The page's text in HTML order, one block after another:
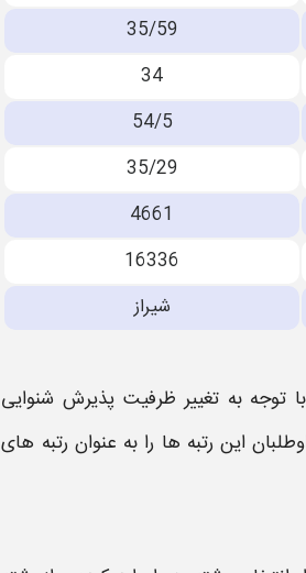
35/59
34
54/5
35/29
4661
16336
شیراز
توجه به تغییر ظرفیت پذیرش شنوایی
این رتبه ها را به عنوان رتبه های